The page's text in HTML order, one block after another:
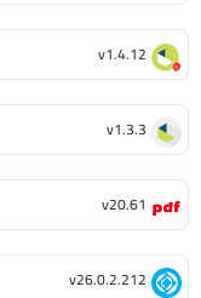
v1.4.12
v1.3.3
v20.61
v26.0.2.212